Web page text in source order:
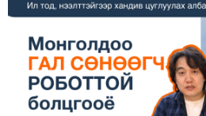
FacebookTwitter